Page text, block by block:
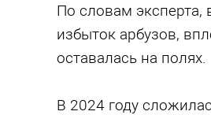
По словам
избыток арбузов,
оставалась на полях.
В 2024 году